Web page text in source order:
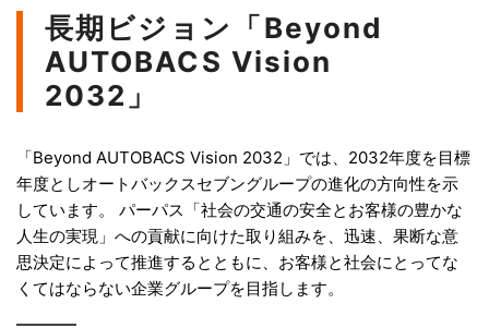
長期ビジョン「Beyond
AUTOBACS Vision
2032」
「Beyond AUTOBACS Vision 2032」では、2032年度を目標
年度としオートバックスセブングループの進化の方向性を示
しています。 パーパス「社会の交通の安全とお客様の豊かな
人生の実現」への貢献に向けた取り組みを、迅速、果断な意
思決定によって推進するとともに、お客様と社会にとってな
くてはならない企業グループを目指します。
採用情報